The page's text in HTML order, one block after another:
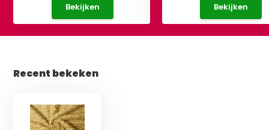
Bekijken Bekijken
Recent bekeken